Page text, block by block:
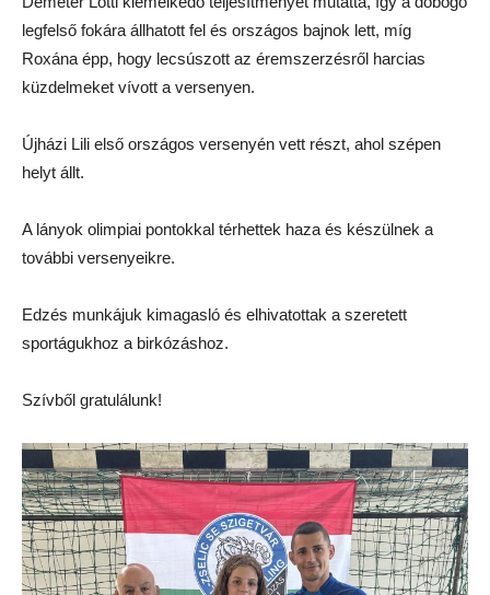
legfelső fokára állhatott fel és országos bajnok lett, míg
Roxána épp, hogy lecsúszott az éremszerzésről harcias
küzdelmeket vívott a versenyen.
Újházi Lili első országos versenyén vett részt, ahol szépen
helyt állt.
A lányok olimpiai pontokkal térhettek haza és készülnek a
további versenyeikre.
Edzés munkájuk kimagasló és elhivatottak a szeretett
sportágukhoz a birkózáshoz.
Szívből gratulálunk!